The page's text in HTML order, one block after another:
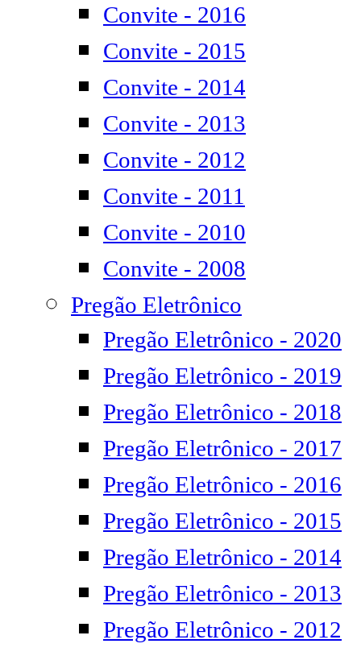
Convite - 2016
Convite - 2015
Convite - 2014
Convite - 2013
Convite - 2012
Convite - 2011
Convite - 2010
Convite - 2008
Pregão Eletrônico
Pregão Eletrônico - 2020
Pregão Eletrônico - 2019
Pregão Eletrônico - 2018
Pregão Eletrônico - 2017
Pregão Eletrônico - 2016
Pregão Eletrônico - 2015
Pregão Eletrônico - 2014
Pregão Eletrônico - 2013
Pregão Eletrônico - 2012